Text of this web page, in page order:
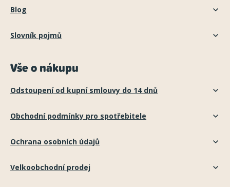
Blog
Slovník pojmů
Vše o nákupu
Odstoupení od kupní smlouvy do 14 dnů
Obchodní podmínky pro spotřebitele
Ochrana osobních údajů
Velkoobchodní prodej